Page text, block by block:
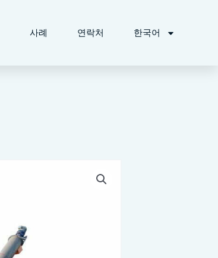
사례 연락처 한국어